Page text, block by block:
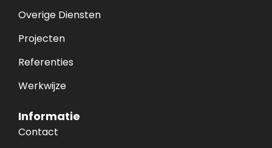
Overige Diensten
Projecten
Referenties
Werkwijze
Informatie
Contact